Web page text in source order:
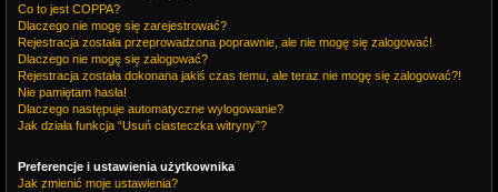
Co to jest COPPA?
Dlaczego nie mogę się zarejestrować?
Rejestracja została przeprowadzona poprawnie, ale nie mogę się zalogować!
Dlaczego nie mogę się zalogować?
Rejestracja została dokonana jakiś czas temu, ale teraz nie mogę się zalogować?!
Nie pamiętam hasła!
Dlaczego następuje automatyczne wylogowanie?
Jak działa funkcja “Usuń ciasteczka witryny”?
Preferencje i ustawienia użytkownika
Jak zmienić moje ustawienia?